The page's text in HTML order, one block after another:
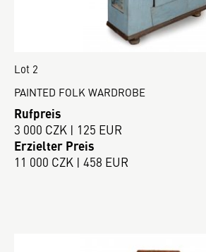
Lot 2
PAINTED FOLK WARDROBE
Rufpreis
3 000 CZK | 125 EUR
Erzielter Preis
11 000 CZK | 458 EUR